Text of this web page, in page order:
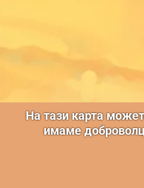
На тази карта
имаме